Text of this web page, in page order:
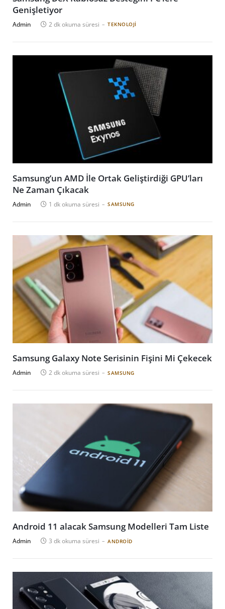
Genişletiyor
Admin 2 dk okuma süresi TEKNOLOJI
Samsung’un AMD İle Ortak Geliştirdiği GPU’ları
Ne Zaman Çıkacak
Admin 1 dk okuma süresi SAMSUNG
Samsung Galaxy Note Serisinin Fişini Mi Çekecek
Admin 2 dk okuma süresi SAMSUNG
Android 11 alacak Samsung Modelleri Tam Liste
Admin 3 dk okuma süresi ANDROID